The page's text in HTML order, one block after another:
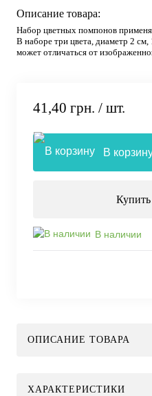
Описание товара:
Набор цветных помпонов
В наборе три цвета, диаметр 2
может отличаться от
41,40 грн. / шт.
В
В наличии
ОПИСАНИЕ ТОВАРА
ХАРАКТЕРИСТИКИ